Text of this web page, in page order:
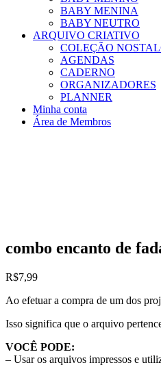
BABY MENINA
BABY NEUTRO
ARQUIVO CRIATIVO
COLEÇÃO
AGENDAS
CADERNO
ORGANIZADORES
PLANNER
Minha conta
Área de Membros
combo encanto de
R$7,99
Ao efetuar a compra de um dos
Isso significa que o arquivo
VOCÊ PODE:
– Usar os arquivos impressos e